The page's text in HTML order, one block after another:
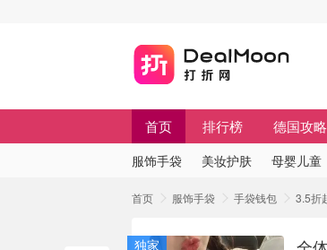
首页 排行榜 德国攻略
服饰手袋 美妆护肤 母婴儿童
首页 服饰手袋 手袋钱包 3.5折
独家